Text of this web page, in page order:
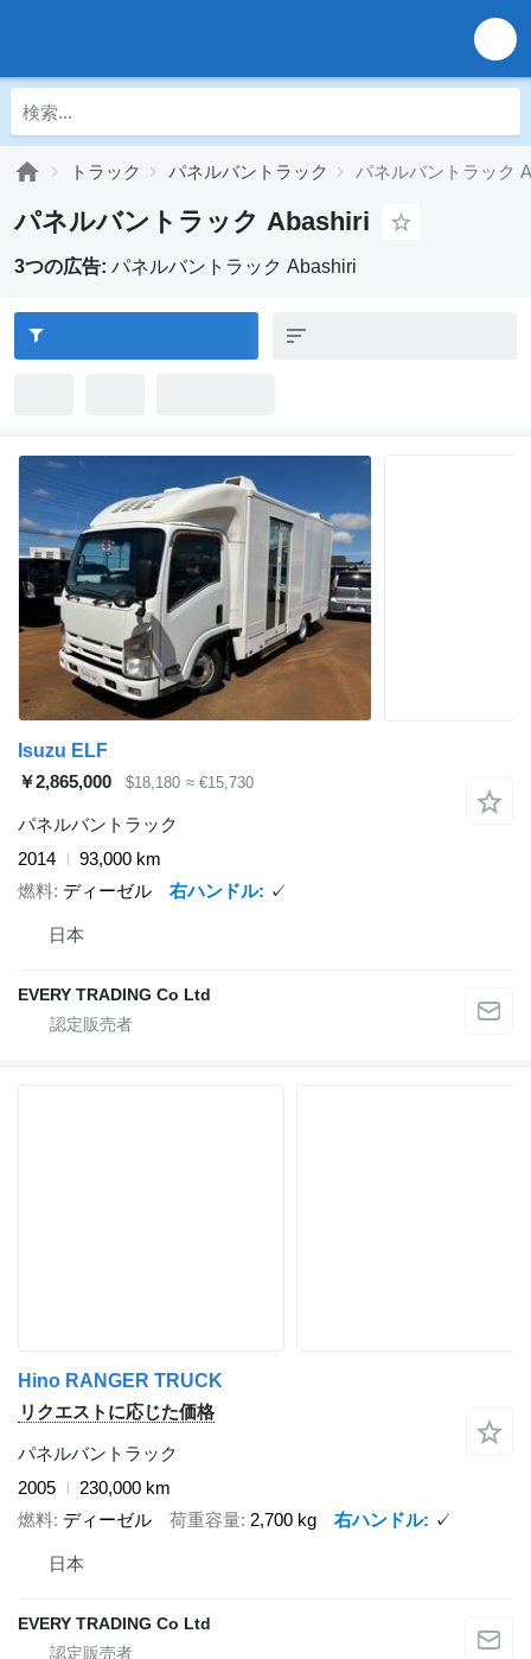
トラック パネルバントラック パネルバントラック
パネルバントラック Abashiri
3つの広告: パネルバントラック Abashiri
Isuzu ELF
￥2,865,000
$18,180 ≈ €15,730
パネルバントラック
2014
93,000 km
燃料 ディーゼル 右ハンドル ✓
日本
EVERY TRADING Co Ltd
Hino RANGER TRUCK
リクエストに応じた価格
パネルバントラック
2005
230,000 km
燃料 ディーゼル 荷重容量 2,700 kg 右ハンドル ✓
日本
EVERY TRADING Co Ltd